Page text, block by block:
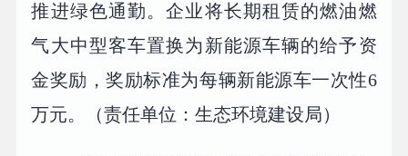
推进绿色通勤。企业将长期租赁的燃油燃
气大中型客车置换为新能源车辆的给予资
金奖励，奖励标准为每辆新能源车一次性6
万元。（责任单位：生态环境建设局）